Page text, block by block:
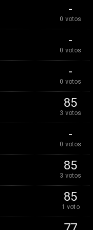
-
0 votos
-
0 votos
-
0 votos
85
3 votos
-
0 votos
85
3 votos
85
1 voto